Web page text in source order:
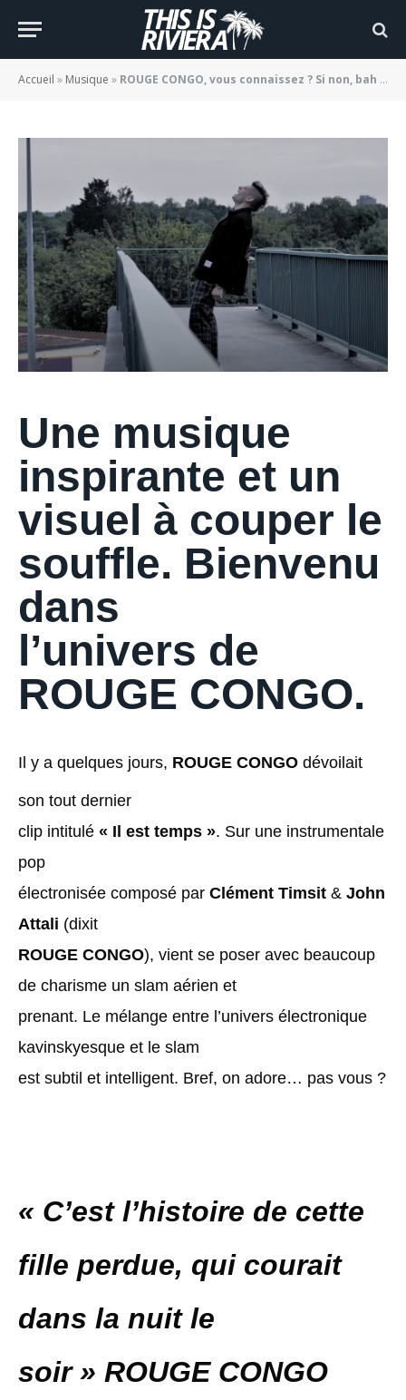
Accueil » Musique » ROUGE CONGO, vous connaissez ? Si non, bah « Il est temps »
est temps »
BY JADE MORGANE BLOGGER 23/02/2022
Une musique
inspirante et un
visuel à couper le
souffle. Bienvenu
dans
l’univers de
ROUGE CONGO.
Il y a quelques jours, ROUGE CONGO dévoilait
son tout dernier
clip intitulé « Il est temps ». Sur une instrumentale
pop
électronisée composé par Clément Timsit & John
Attali (dixit
ROUGE CONGO), vient se poser avec beaucoup
de charisme un slam aérien et
prenant. Le mélange entre l’univers électronique
kavinskyesque et le slam
est subtil et intelligent. Bref, on adore… pas vous ?
« C’est l’histoire de cette
fille perdue, qui courait
dans la nuit le
soir» ROUGE CONGO